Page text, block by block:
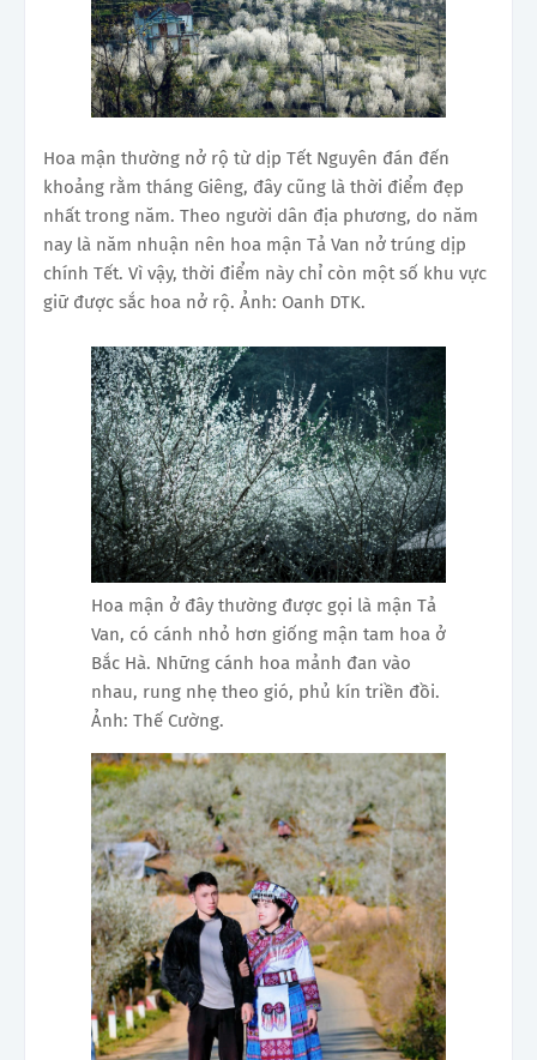
Hoa mận thường nở rộ từ dịp Tết Nguyên đán đến
khoảng rằm tháng Giêng, đây cũng là thời điểm đẹp
nhất trong năm. Theo người dân địa phương, do năm
nay là năm nhuận nên hoa mận Tả Van nở trúng dịp
chính Tết. Vì vậy, thời điểm này chỉ còn một số khu vực
giữ được sắc hoa nở rộ. Ảnh: Oanh DTK.
Hoa mận ở đây thường được gọi là mận Tả
Van, có cánh nhỏ hơn giống mận tam hoa ở
Bắc Hà. Những cánh hoa mảnh đan vào
nhau, rung nhẹ theo gió, phủ kín triền đồi.
Ảnh: Thế Cường.